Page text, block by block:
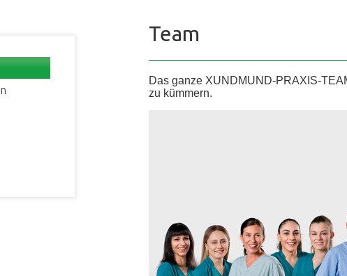
Team
Das ganze XUNDMUND-PRAXIS-
zu kümmern.